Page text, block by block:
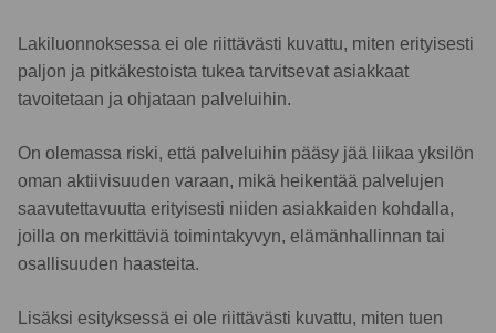
Lakiluonnoksessa ei ole riittävästi kuvattu, miten erityisesti
paljon ja pitkäkestoista tukea tarvitsevat asiakkaat
tavoitetaan ja ohjataan palveluihin.
On olemassa riski, että palveluihin pääsy jää liikaa yksilön
oman aktiivisuuden varaan, mikä heikentää palvelujen
saavutettavuutta erityisesti niiden asiakkaiden kohdalla,
joilla on merkittäviä toimintakyvyn, elämänhallinnan tai
osallisuuden haasteita.
Lisäksi esityksessä ei ole riittävästi kuvattu, miten tuen